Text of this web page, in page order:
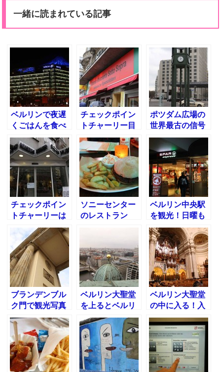
一緒に読まれている記事
ベルリンで夜遅
くごはんを食べ
るならソニーセ
ンターに行け！
チェックポイン
トチャーリー目
の前のレストラ
ンTrattira
Ristrante
Sottosopraに行
きました
ポツダム広場の
世界最古の信号
とベルリンの壁
inポツダマープ
ラッツ駅
チェックポイン
トチャーリーは
ベルリン観光で
オススメのスポ
ット！
ソニーセンター
のレストラン
ベルリン中央駅
を観光！日曜も
スーパーが空い
ていた！
ブランデンブル
ク門で観光写真
を撮ってベルリ
ン中央駅に向か
う
ベルリン大聖堂
を上るとベルリ
ンが一望でき
る！ベルリン大
聖堂博物館
ベルリン大聖堂
の中に入る！入
場料は？